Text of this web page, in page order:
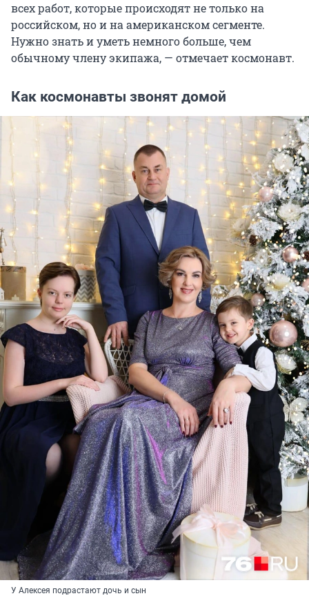
всех работ, которые происходят не только на
российском, но и на американском сегменте.
Нужно знать и уметь немного больше, чем
обычному члену экипажа, — отмечает космонавт.
Как космонавты звонят домой
У Алексея подрастают дочь и сын